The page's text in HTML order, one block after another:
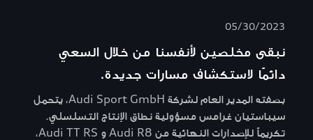
05/30/2023
نبقى مخلصين لأنفسنا من خلال السعي
دائمًا لاستكشاف مسارات جديدة.
بصفته المدير العام لشركة Audi Sport GmbH، يتحمل
سيباستيان غرامس مسؤولية نطاق الإنتاج التسلسلي.
تكريماً للإصدارات النهائية من Audi R8 و Audi TT RS،